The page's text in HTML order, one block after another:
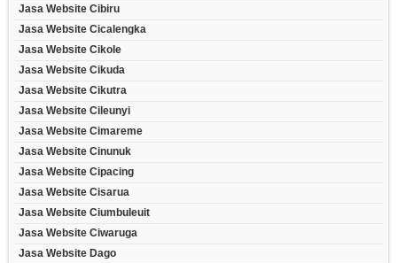
Jasa Website Cibiru
Jasa Website Cicalengka
Jasa Website Cikole
Jasa Website Cikuda
Jasa Website Cikutra
Jasa Website Cileunyi
Jasa Website Cimareme
Jasa Website Cinunuk
Jasa Website Cipacing
Jasa Website Cisarua
Jasa Website Ciumbuleuit
Jasa Website Ciwaruga
Jasa Website Dago